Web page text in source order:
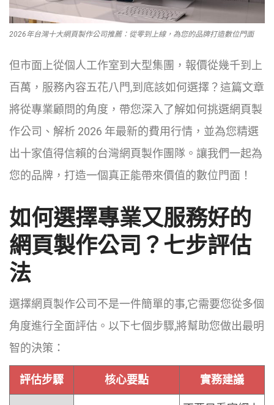
2026年台灣十大網頁製作公司推薦：從零到上線，為您的品牌打造數位門面
但市面上從個人工作室到大型集團，報價從幾千到上
百萬，服務內容五花八門,到底該如何選擇？這篇文章
將從專業顧問的角度，帶您深入了解如何挑選網頁製
作公司、解析 2026 年最新的費用行情，並為您精選
出十家值得信賴的台灣網頁製作團隊。讓我們一起為
您的品牌，打造一個真正能帶來價值的數位門面！
如何選擇專業又服務好的
網頁製作公司？七步評估
法
選擇網頁製作公司不是一件簡單的事,它需要您從多個
角度進行全面評估。以下七個步驟,將幫助您做出最明
智的決策：
評估步驟 核心要點 實務建議